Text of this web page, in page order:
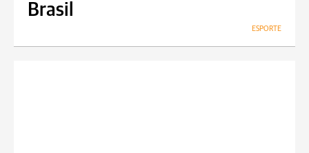
Brasil
ESPORTE